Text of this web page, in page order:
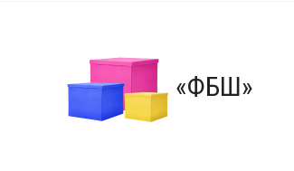
«ФБШ»